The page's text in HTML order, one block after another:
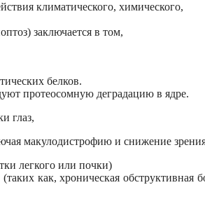
климатического, химического,
заключается в том,
белков.
протеосомную деградацию в ядре.
глаз,
макулодистрофию и снижение
легкого или почки)
как, хроническая обструктивная